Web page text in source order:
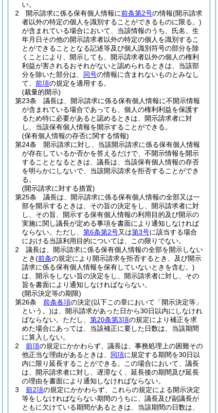
い。
2
開示請求に係る保有個人情報に前条第2号の情報(開示請求
者以外の特定の個人を識別することができるものに限る。)
が含まれている場合において、当該情報のうち、氏名、生
年月日その他の開示請求者以外の特定の個人を識別するこ
とができることとなる記述等及び個人識別符号の部分を除
くことにより、開示しても、開示請求者以外の個人の権利
利益が害されるおそれがないと認められるときは、当該部
分を除いた部分は、 同号の情報に含まれないものとみなし
て、 前項の規定を適用する。
(裁量的開示)
第23条
議長は、開示請求に係る保有個人情報に不開示情報
が含まれている場合であっても、個人の権利利益を保護す
るため特に必要があると認めるときは、開示請求者に対
し、当該保有個人情報を開示することができる。
(保有個人情報の存否に関する情報)
第24条
開示請求に対し、当該開示請求に係る保有個人情報
が存在しているか否かを答えるだけで、不開示情報を開示
することとなるときは、議長は、当該保有個人情報の存否
を明らかにしないで、当該開示請求を拒否することができ
る。
(開示請求に対する措置)
第25条
議長は、開示請求に係る保有個人情報の全部又は一
部を開示するときは、その旨の決定をし、開示請求者に対
し、その旨、開示する保有個人情報の利用目的及び開示の
実施に関し議長が定める事項を書面により通知しなければ
ならない。 ただし、 第6条第2号又は第3号に該当する場合
における当該利用目的については、この限りでない。
2
議長は、開示請求に係る保有個人情報の全部を開示しない
とき(前条の規定により開示請求を拒否するとき、及び開示
請求に係る保有個人情報を保有していないときを含む。)
は、開示をしない旨の決定をし、開示請求者に対し、その
旨を書面により通知しなければならない。
(開示決定等の期限)
第26条
前条各項の決定(以下この章において「開示決定等」
という。)は、開示請求があった日から30日以内にしなけれ
ばならない。 ただし、 第20条第3項の規定により補正を求
めた場合にあっては、当該補正に要した日数は、当該期間
に算入しない。
2
前項の規定にかかわらず、議長は、事務処理上の困難その
他正当な理由があるときは、 同項に規定する期間を30日以
内に限り延長することができる。
この場合において、議長
は、開示請求者に対し、遅滞なく、延長後の期間及び延長
の理由を書面により通知しなければならない。
3
前2項の規定にかかわらず、これらの規定による開示決定
等をしなければならない期間のうちに、議長及び副議長が
ともに欠けている期間があるときは、当該期間の日数は、